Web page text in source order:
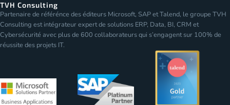
TVH Consulting
Partenaire de référénce des éditeurs Microsoft, SAP et Talend, le groupe TVH
Consulting est intégrateur expert de solutions ERP, Data, BI, CRM et
Cybersécurité avec plus de 600 collaborateurs qui s’engagent sur 100% de
réussite des projets IT.